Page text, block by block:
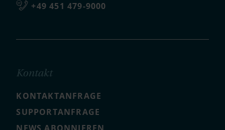
+49 451 479-9000
Kontakt
KONTAKTANFRAGE
SUPPORTANFRAGE